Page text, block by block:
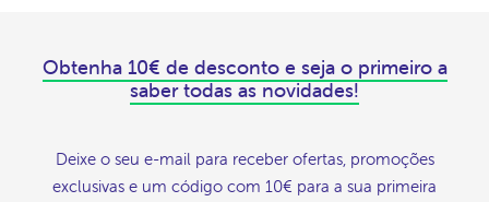
Obtenha 10€ de desconto e seja o primeiro a
saber todas as novidades!
Deixe o seu e-mail para receber ofertas, promoções
exclusivas e um código com 10€ para a sua primeira